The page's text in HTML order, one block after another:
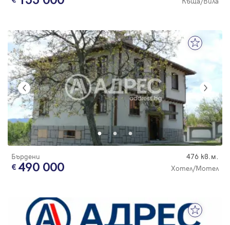
Бърдени 476 кв.м.
490 000 Хотел/Мотел